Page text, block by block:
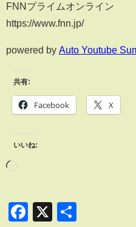
FNNプライムオンライン
https://www.fnn.jp/
powered by Auto Youtube
共有:
Facebook X
いいね:
Facebook
X